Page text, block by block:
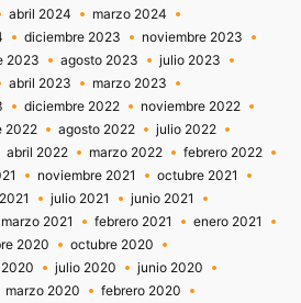
abril 2024
marzo 2024
diciembre 2023
noviembre 2023
2023 agosto 2023
julio 2023
abril 2023
marzo 2023
diciembre 2022
noviembre 2022
2022 agosto 2022
julio 2022
abril 2022 marzo 2022
febrero 2022
noviembre 2021
octubre 2021
julio 2021
junio 2021
marzo 2021 febrero 2021
enero 2021
2020
octubre 2020
julio 2020
junio 2020
marzo 2020
febrero 2020